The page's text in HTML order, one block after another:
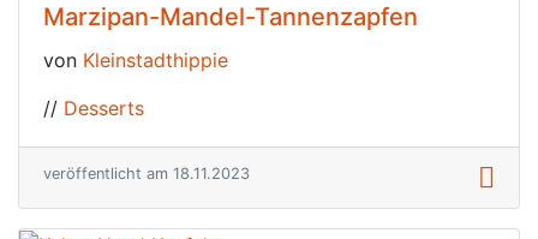
Marzipan-Mandel-Tannenzapfen
von Kleinstadthippie
// Desserts
veröffentlicht am 18.11.2023